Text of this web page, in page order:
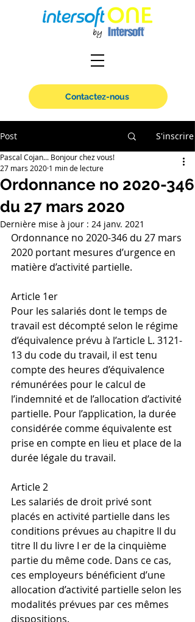
Contactez-nous
Post S'inscrire
Ordonnance no 2020-346
du 27 mars 2020
Pascal Cojan... Bonjour chez vous!
27 mars 2020 1 min de lecture
Dernière mise à jour : 24 janv. 2021
Ordonnance no 2020-346 du 27 mars
2020 portant mesures d’urgence en
matière d’activité partielle.
Article 1er
Pour les salariés dont le temps de
travail est décompté selon le régime
d’équivalence prévu à l’article L. 3121-
13 du code du travail, il est tenu
compte des heures d’équivalence
rémunérées pour le calcul de
l’indemnité et de l’allocation d’activité
partielle. Pour l’application, la durée
considérée comme équivalente est
prise en compte en lieu et place de la
durée légale du travail.
Article 2
Les salariés de droit privé sont
placés en activité partielle dans les
conditions prévues au chapitre II du
titre II du livre I er de la cinquième
partie du même code. Dans ce cas,
ces employeurs bénéficient d’une
allocation d’activité partielle selon les
modalités prévues par ces mêmes
dispositions.